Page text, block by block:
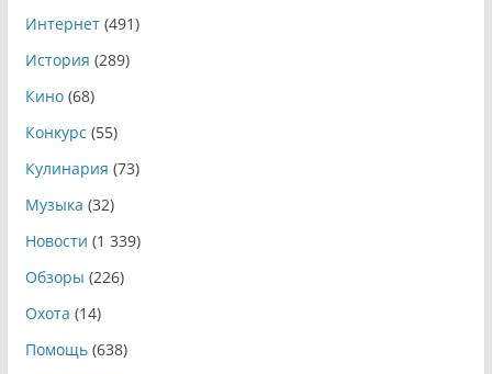
Интернет(491)
История (289)
Кино(68)
Конкурс (55)
Кулинария (73)
Музыка (32)
Новости (1 339)
Обзоры (226)
Охота (14)
Помощь(638)